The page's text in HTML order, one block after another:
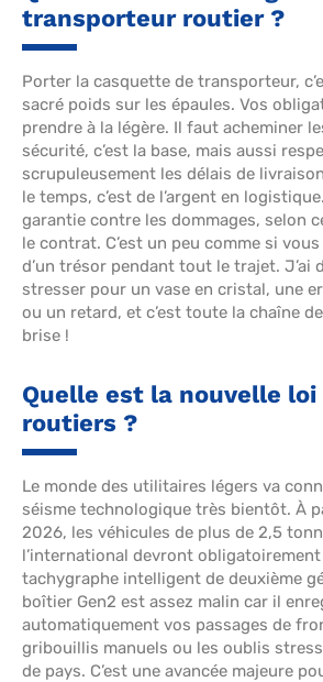
transporteur routier ?
Porter la casquette de transporteur,
sacré poids sur les épaules. Vos
prendre à la légère. Il faut acheminer
sécurité, c’est la base, mais aussi
scrupuleusement les délais de
le temps, c’est de l’argent en
garantie contre les dommages, selon
le contrat. C’est un peu comme si
d’un trésor pendant tout le trajet. J’ai
stresser pour un vase en cristal, une
ou un retard, et c’est toute la chaîne
brise !
Quelle est la nouvelle loi
routiers ?
Le monde des utilitaires légers va
séisme technologique très bientôt. À
2026, les véhicules de plus de 2,5
l’international devront
tachygraphe intelligent de deuxième
boîtier Gen2 est assez malin car il
automatiquement vos passages de
gribouillis manuels ou les oublis
de pays. C’est une avancée majeure